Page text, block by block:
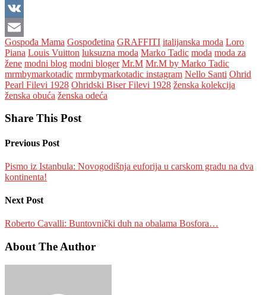
Skype
VK
Email
Gospođa Mama Gospođetina GRAFFITI italijanska moda Loro
Piana Louis Vuitton luksuzna moda Marko Tadic moda moda za
žene modni blog modni bloger Mr.M Mr.M by Marko Tadic
mrmbymarkotadic mrmbymarkotadic instagram Nello Santi Ohrid
Pearl Filevi 1928 Ohridski Biser Filevi 1928 ženska kolekcija
ženska obuća ženska odeća
Share This Post
Previous Post
Pismo iz Istanbula: Novogodišnja euforija u carskom gradu na dva
kontinenta!
Next Post
Roberto Cavalli: Buntovnički duh na obalama Bosfora…
About The Author